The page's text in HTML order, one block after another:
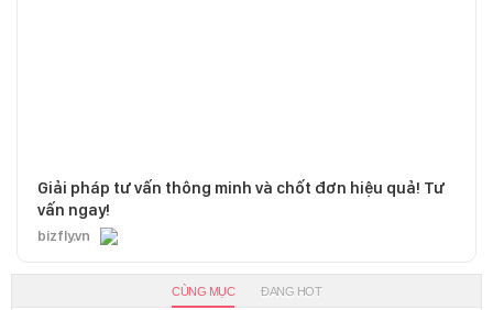
Giải pháp tư vấn thông minh và chốt đơn hiệu quả! Tư
vấn ngay!
bizfly.vn
CÙNG MỤC ĐANG HOT